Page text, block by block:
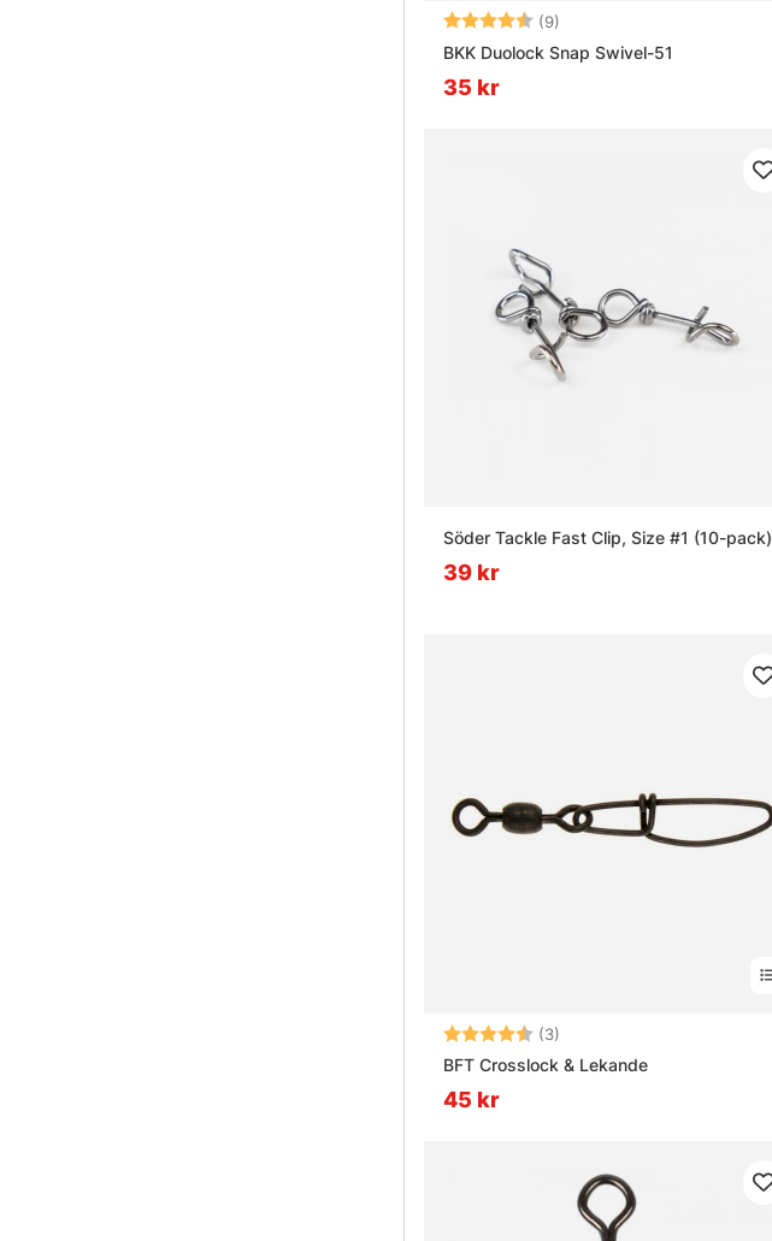
Betyg: (9)
BKK Duolock Snap Swivel-51
35 kr
Söder Tackle Fast Clip, Size #1 (10-pack)
39 kr
Betyg: (3)
BFT Crosslock & Lekande
45 kr